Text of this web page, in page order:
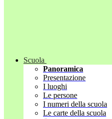
Scuola
Panoramica
Presentazione
I luoghi
Le persone
I numeri della scuola
Le carte della scuola